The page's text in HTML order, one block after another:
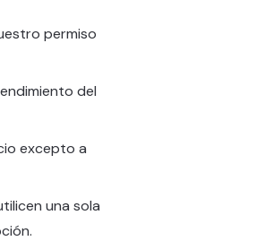
permiso
del
excepto a
una sola